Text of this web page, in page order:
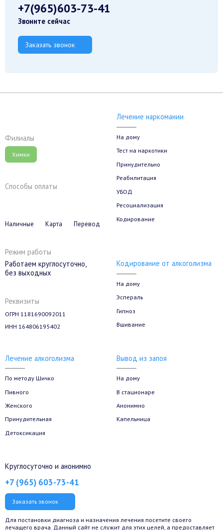
+7(965)603-73-41
Звоните сейчас
Заказать звонок
Филиалы
Химки
Способы оплаты
Наличные Карта Перевод
Режим работы
Работаем круглосуточно,
без выходных
Реквизиты
ОГРН 1181690092011
ИНН 164806195402
Лечение наркомании
На дому
Тест на наркотики
Принудительно
Реабилитация
УБОД
Ресоциализация
Кодирование
Кодирование от алкоголизма
На дому
Эспераль
Гипноз
Вшивание
Лечение алкоголизма
По методу Шичко
Пивного
Женского
Принудительная
Детоксикация
Вывод из запоя
На дому
В стационаре
Анонимно
Капельница
Круглосуточно и анонимно
+7 (965) 603-73-41
Заказать звонок
Для постановки диагноза и назначения лечения посетите своего
лечащего врача. Данный сайт не служит для этих целей, а предоставляет